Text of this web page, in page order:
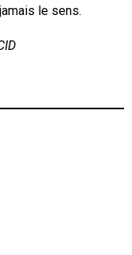
le sens.